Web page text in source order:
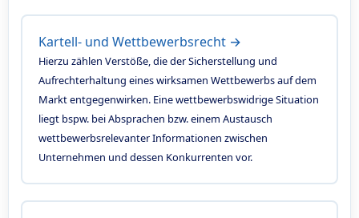
Kartell- und Wettbewerbsrecht →
Hierzu zählen Verstöße, die der Sicherstellung und
Aufrechterhaltung eines wirksamen Wettbewerbs auf dem
Markt entgegenwirken. Eine wettbewerbswidrige Situation
liegt bspw. bei Absprachen bzw. einem Austausch
wettbewerbsrelevanter Informationen zwischen
Unternehmen und dessen Konkurrenten vor.